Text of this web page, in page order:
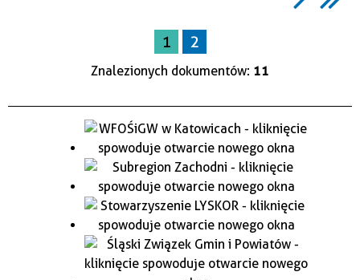
1 2
Znalezionych dokumentów: 11